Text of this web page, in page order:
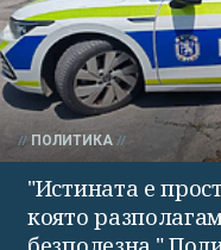
ПОЛИТИКА
"Истината е
която